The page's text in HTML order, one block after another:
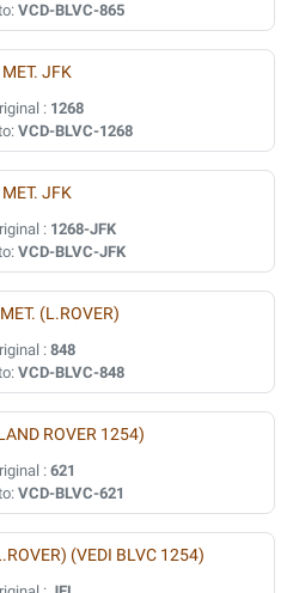
VCD-BLVC-865
JFK
: 1268
VCD-BLVC-1268
JFK
: 1268-JFK
VCD-BLVC-JFK
(L.ROVER)
: 848
VCD-BLVC-848
ROVER 1254)
: 621
VCD-BLVC-621
(VEDI BLVC 1254)